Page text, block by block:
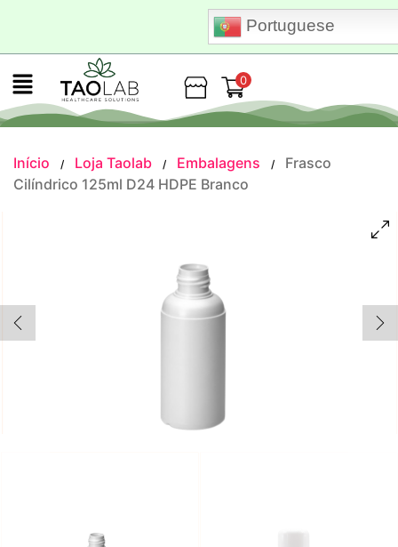
Portuguese
Loja
0
Início / Loja Taolab / Embalagens /
Frasco
Cilíndrico 125ml D24 HDPE Branco